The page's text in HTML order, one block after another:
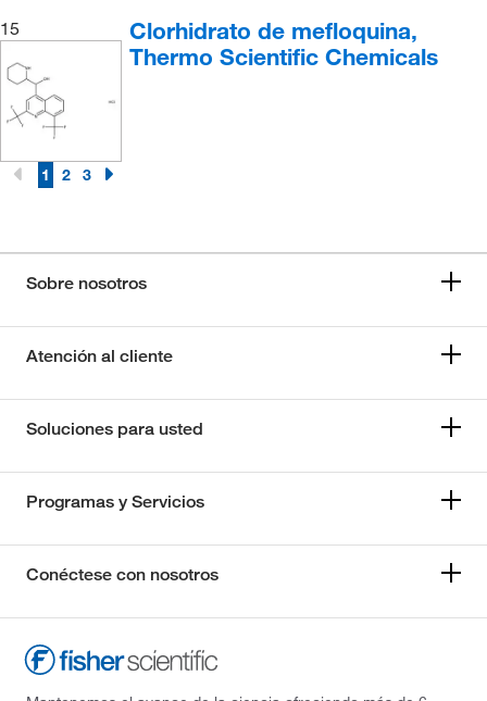
15
Clorhidrato de mefloquina,
Thermo Scientific Chemicals
1 2 3
Sobre nosotros
Atención al cliente
Soluciones para usted
Programas y Servicios
Conéctese con nosotros